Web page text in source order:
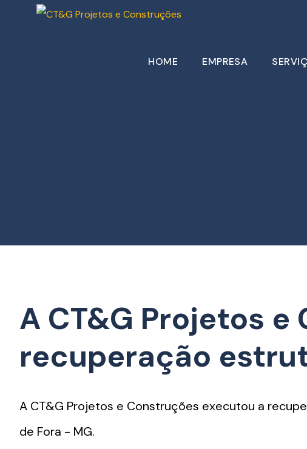
HOME EMPRESA
A CT&G Projetos
recuperação
A CT&G Projetos e Construções executou a
de Fora - MG.